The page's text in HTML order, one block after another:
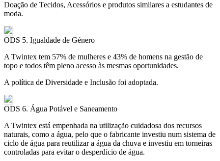
Doação de Tecidos, Acessórios e produtos similares a estudantes de
moda.
ODS 5. Igualdade de Género
A Twintex tem 57% de mulheres e 43% de homens na gestão de
topo e todos têm pleno acesso às mesmas oportunidades.
A política de Diversidade e Inclusão foi adoptada.
ODS 6. Água Potável e Saneamento
A Twintex está empenhada na utilização cuidadosa dos recursos
naturais, como a água, pelo que o fabricante investiu num sistema de
ciclo de água para reutilizar a água da chuva e investiu em torneiras
controladas para evitar o desperdício de água.